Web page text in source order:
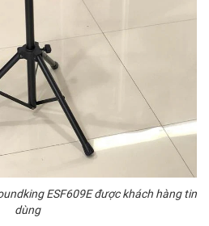
ESF609E được khách hàng tin
dùng